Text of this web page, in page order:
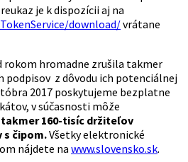
je k dispozícii aj na
download/vrátane
rokom hromadne zrušila takmer
z dôvodu ich potenciálnej
2017 poskytujeme bezplatne
v súčasnosti môže
takmer 160-tisíc držiteľov
s čipom.Všetky elektronické
nájdete na www.slovensko.sk.